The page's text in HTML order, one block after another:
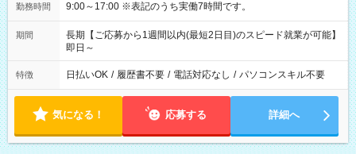
勤務時間 9:00～17:00 ※表記のうち実働7時間です。
期間
長期【ご応募から1週間以内(最短2日目)のスピード就業が可能】
即日～
特徴 日払いOK / 履歴書不要 / 電話対応なし / パソコンスキル不要
気になる！ 応募する 詳細へ